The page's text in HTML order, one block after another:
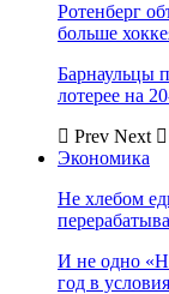
Ротенберг
больше
Барнаульцы
лотерее на
Prev Next
Экономика
Не хлебом
И не одно
год в